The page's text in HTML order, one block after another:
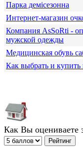
Парка демісезонна
Интернет-магазин
Компания АsSoRti -
мужской одежды
Медицинская обувь
Как выбрать и
Как Вы оцениваете